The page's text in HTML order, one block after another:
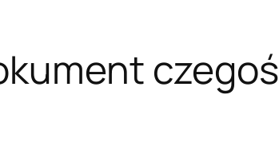
czegoś